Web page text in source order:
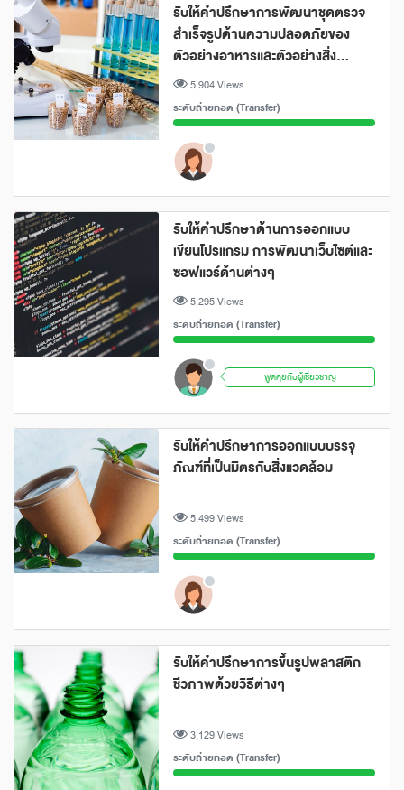
รับให้คำปรึกษาการพัฒนาชุดตรวจ
สำเร็จรูปด้านความปลอดภัยของ
ตัวอย่างอาหารและตัวอย่างสิ่ง
แวดล้อม
5,904 Views
ระดับถ่ายทอด (Transfer)
รับให้คำปรึกษาด้านการออกแบบ
เขียนโปรแกรม การพัฒนาเว็บไซต์และ
ซอฟแวร์ด้านต่างๆ
5,295 Views
ระดับถ่ายทอด (Transfer)
พูดคุยกับผู้เชี่ยวชาญ
รับให้คำปรึกษาการออกแบบบรรจุ
ภัณฑ์ที่เป็นมิตรกับสิ่งแวดล้อม
5,499 Views
ระดับถ่ายทอด (Transfer)
รับให้คำปรึกษาการขึ้นรูปพลาสติก
ชีวภาพด้วยวิธีต่างๆ
3,129 Views
ระดับถ่ายทอด (Transfer)